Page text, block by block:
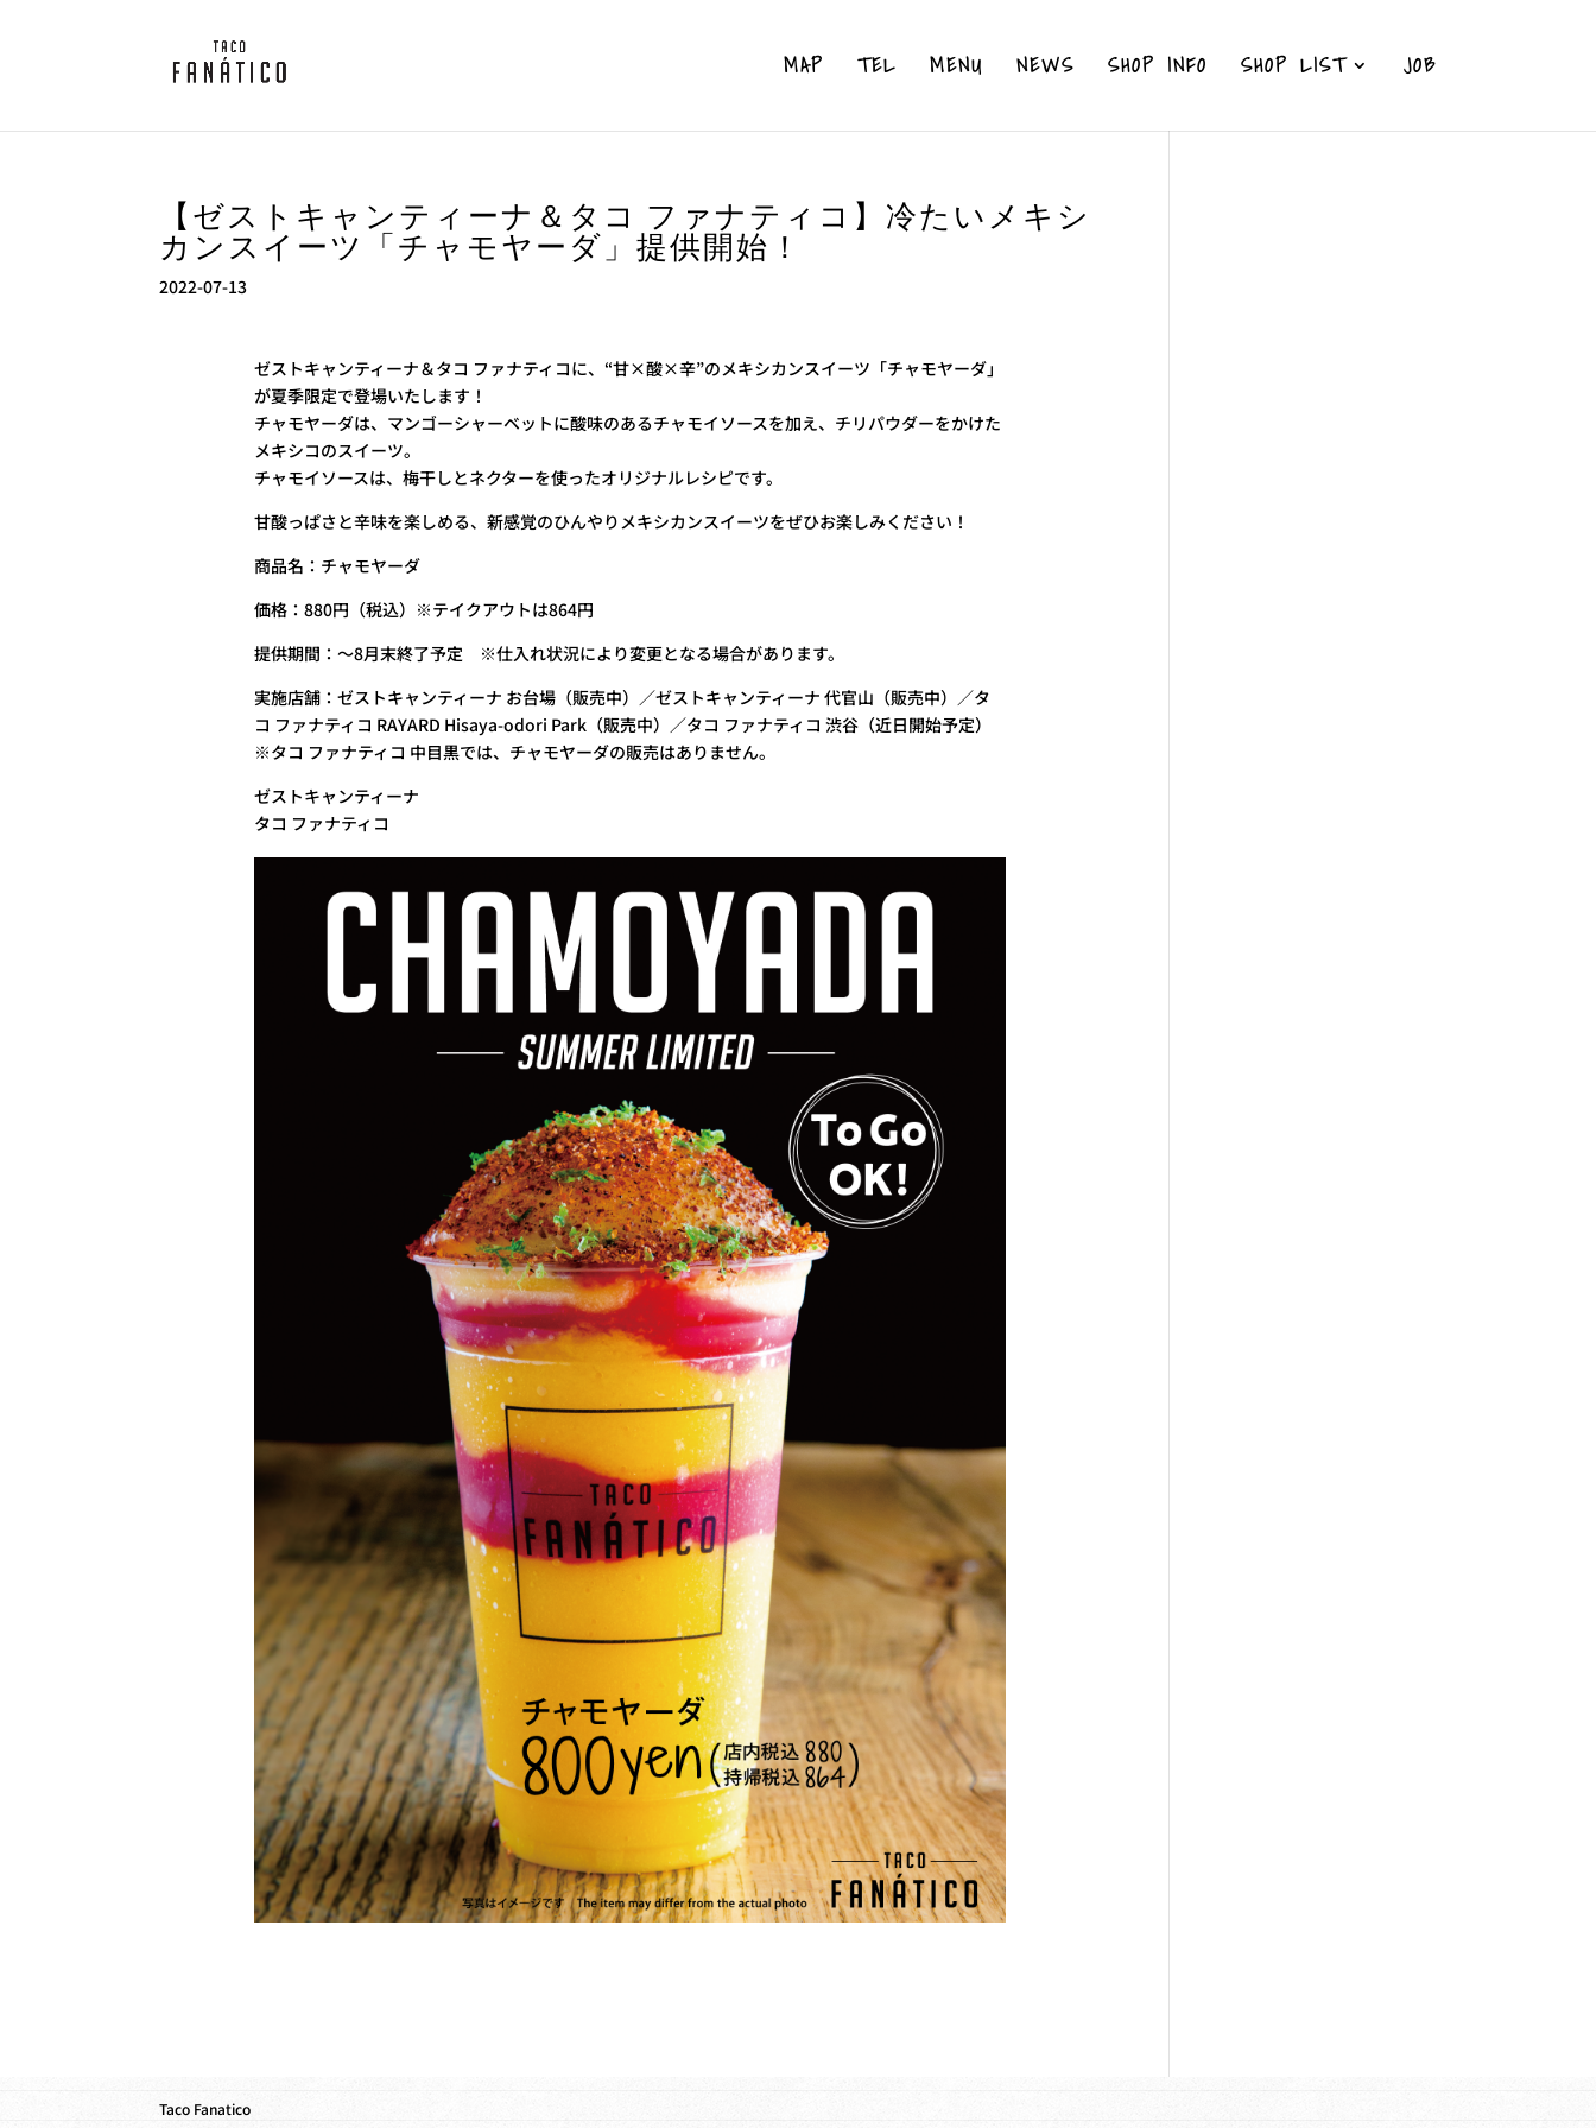
MAP TEL MENU NEWS SHOP INFO SHOP LIST JOB
【ゼストキャンティーナ＆タコ ファナティコ】冷たいメキシ
カンスイーツ「チャモヤーダ」提供開始！
2022-07-13
ゼストキャンティーナ＆タコ ファナティコに、“甘×酸×辛”のメキシカンスイーツ「チャモヤーダ」
が夏季限定で登場いたします！
チャモヤーダは、マンゴーシャーベットに酸味のあるチャモイソースを加え、チリパウダーをかけた
メキシコのスイーツ。
チャモイソースは、梅干しとネクターを使ったオリジナルレシピです。
甘酸っぱさと辛味を楽しめる、新感覚のひんやりメキシカンスイーツをぜひお楽しみください！
商品名：チャモヤーダ
価格：880円（税込）※テイクアウトは864円
提供期間：～8月末終了予定 ※仕入れ状況により変更となる場合があります。
実施店舗：ゼストキャンティーナ お台場（販売中）／ゼストキャンティーナ 代官山（販売中）／タ
コ ファナティコ RAYARD Hisaya-odori Park（販売中）／タコ ファナティコ 渋谷（近日開始予定）
※タコ ファナティコ 中目黒では、チャモヤーダの販売はありません。
ゼストキャンティーナ
タコ ファナティコ
Taco Fanatico